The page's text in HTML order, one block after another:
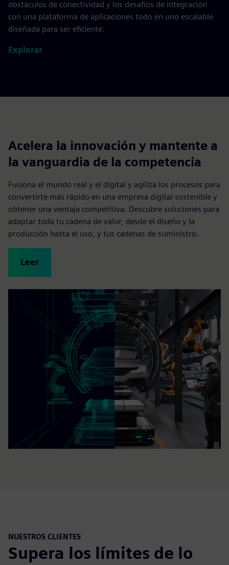
obstáculos de conectividad y los desafíos de integración
con una plataforma de aplicaciones todo en uno escalable
diseñada para ser eficiente.
Explorar
Acelera la innovación y mantente a
la vanguardia de la competencia
Fusiona el mundo real y el digital y agiliza los procesos para
convertirte más rápido en una empresa digital sostenible y
obtener una ventaja competitiva. Descubre soluciones para
adaptar toda tu cadena de valor, desde el diseño y la
producción hasta el uso, y tus cadenas de suministro.
Leer
NUESTROS CLIENTES
Supera los límites de lo